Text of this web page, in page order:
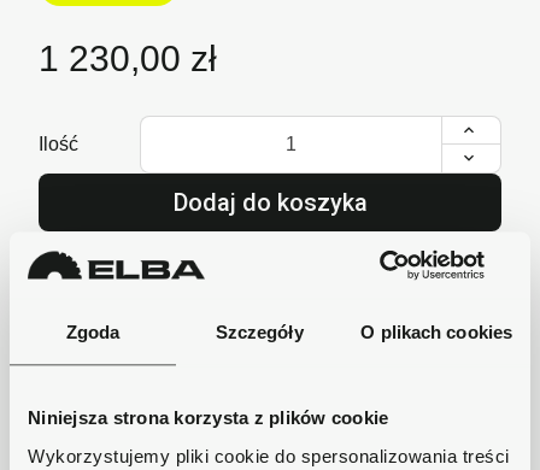
Zgoda Szczegóły O plikach cookies
Niniejsza strona korzysta z plików cookie
Wykorzystujemy pliki cookie do spersonalizowania treści
1 230,00 zł
Ilość
Dodaj do koszyka
lub zadzwoń i zamów +48 62 733 86 11
Szybka wysyłka
Zamówienia wysyłamy w ciągu 1-2 dni, koszt
dostawy już od 18zł.